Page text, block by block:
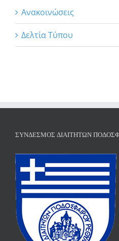
Ανακοινώσεις
Δελτία Τύπου
ΣΎΝΔΕΣΜΟΣ ΔΙΑΙΤΗΤΏΝ